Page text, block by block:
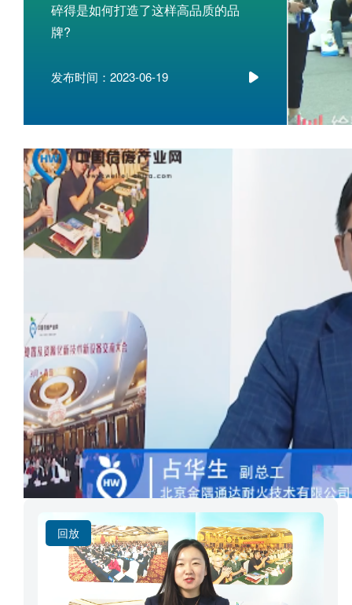
碎得是如何打造了这样高品质的品
牌?
发布时间：2023-06-19
回放